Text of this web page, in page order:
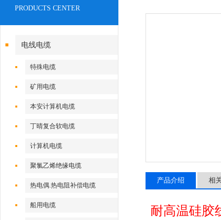
PRODUCTS CENTER
电线电缆
特殊电缆
矿用电缆
本安计算机电缆
丁晴复合软电缆
计算机电缆
聚氯乙烯绝缘电缆
热电偶.热电阻补偿电缆
船用电缆
产品介绍 相
耐高温硅胶